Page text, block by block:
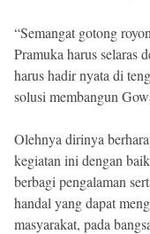
“Semangat gotong
Pramuka harus selaras
harus hadir nyata di
solusi membangun
Olehnya dirinya
kegiatan ini dengan
berbagi pengalaman
handal yang dapat
masyarakat, pada